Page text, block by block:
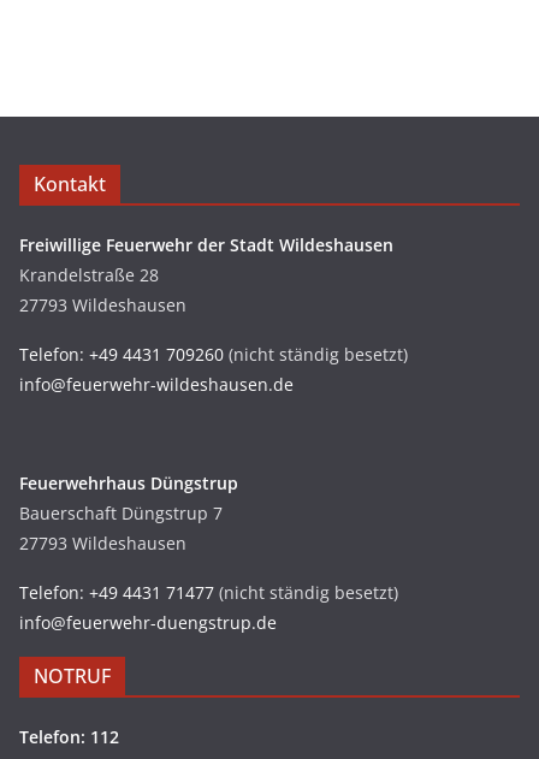
Kontakt
Freiwillige Feuerwehr der Stadt Wildeshausen
Krandelstraße 28
27793 Wildeshausen
Telefon: +49 4431 709260 (nicht ständig besetzt)
info@feuerwehr-wildeshausen.de
Feuerwehrhaus Düngstrup
Bauerschaft Düngstrup 7
27793 Wildeshausen
Telefon: +49 4431 71477 (nicht ständig besetzt)
info@feuerwehr-duengstrup.de
NOTRUF
Telefon: 112